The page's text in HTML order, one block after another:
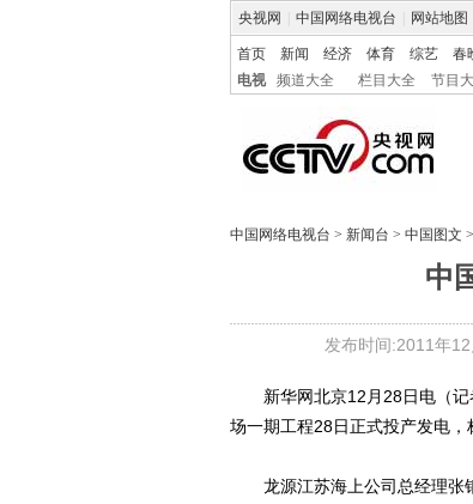
央视网 中国网络电视台 网站地图
首页 新闻 经济 体育 综艺 春
电视
频道大全 栏目大全 节目
中国网络电视台 > 新闻台 > 中国图文 >
中
发布时间:2011年
新华网北京12月28日电（记
场一期工程28日正式投产发电，
龙源江苏海上公司总经理张